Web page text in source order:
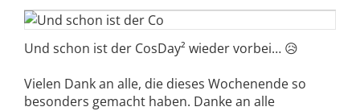
Und schon ist der CosDay² wieder vorbei… 😥
Vielen Dank an alle, die dieses Wochenende so
besonders gemacht haben. Danke an alle